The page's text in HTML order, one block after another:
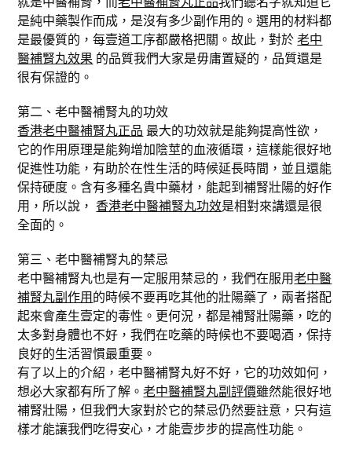
是純中藥製作而成，是沒有多少副作用的。選用的材料都
是最優質的，每壹道工序都嚴格把關。故此，對於老中
醫補腎丸效果 的品質我們大家是毋庸置疑的，品質還是
很有保證的。
第二、老中醫補腎丸的功效
香港老中醫補腎丸正品 最大的功效就是能夠提高性欲，
它的作用原理是能夠增加陰莖的血液循環，這樣能很好地
促進性功能，有助於在性生活的時候延長時間，並且還能
保持硬度。含有多種名貴中藥材，能起到補腎壯陽的好作
用，所以說，香港老中醫補腎丸功效是相對來講還是很
全面的。
第三、老中醫補腎丸的禁忌
老中醫補腎丸也是有一定服用禁忌的，我們在服用老中醫
補腎丸副作用的時候不要再吃其他的壯陽藥了，兩者搭配
起來會產生壹定的毒性。更何況，都是補腎壯陽藥，吃的
太多對身體也不好，我們在吃藥的時候也不要喝酒，保持
良好的生活習慣最重要。
有了以上的介紹，老中醫補腎丸好不好，它的功效如何，
想必大家都有所了解。老中醫補腎丸副評價雖然能很好地
補腎壯陽，但我們大家對於它的禁忌仍然要註意，只有這
樣才能讓我們吃得安心，才能壹步步的提高性功能。